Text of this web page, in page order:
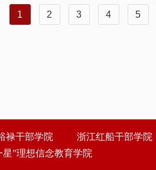
1 2 3 4 5
禄干部学院 浙江红船干部学院
星”理想信念教育学院